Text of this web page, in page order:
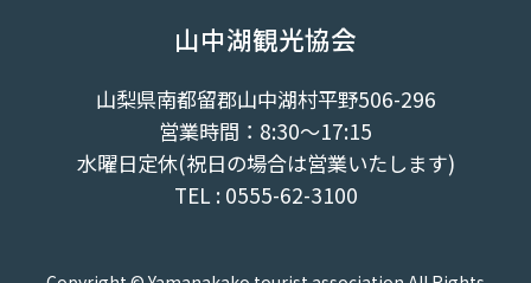
山中湖観光協会
山梨県南都留郡山中湖村平野506-296
営業時間：8:30～17:15
水曜日定休(祝日の場合は営業いたします)
TEL : 0555-62-3100